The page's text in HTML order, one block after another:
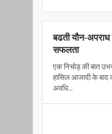
बढती यौन-
सफलता
एक निचोड़ की बात
हासिल आजादी के बाद
अवधि...